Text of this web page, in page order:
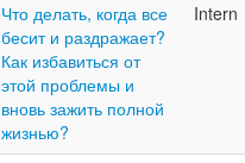
Что делать, когда все
бесит и раздражает?
Как избавиться от
этой проблемы и
вновь зажить полной
жизнью?
Intern